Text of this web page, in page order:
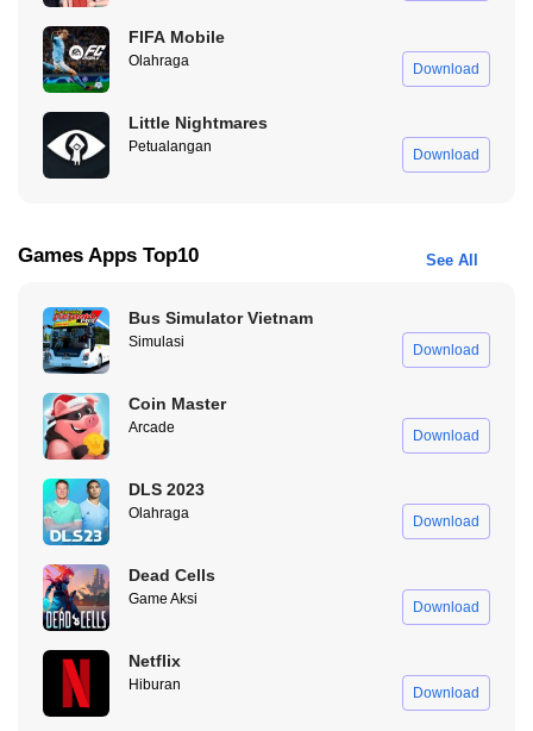
GG45VB78MK98
RR96ED87FR43
UU99JN65MK54
SS97RF56GH67
VV00HB78JI88
LL90QW23GF34
NN92YU56MN65
QQ95WS65XS21
FF34BN76OP90
MM91ER45CV56
Kode Redeem untuk Item Limit
Selanjutnya sobat juga bisa klaim kode-kode khusus yang bisa
digunakan untui membeli
Free Fire, ya.
FIFA Mobile
Olahraga Download
Little Nightmares
Petualangan Download
Games Apps Top10 See All
Bus Simulator Vietnam
Simulasi Download
Coin Master
Arcade Download
DLS 2023
Olahraga Download
Dead Cells
Game Aksi Download
Netflix
Hiburan Download